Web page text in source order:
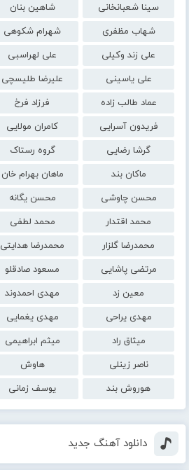
سینا شعبانخانی
شاهین بنان
شهاب مظفری
شهرام شکوهی
علی زند وکیلی
علی لهراسبی
علی یاسینی
علیرضا طلیسچی
عماد طالب زاده
فرزاد فرخ
فریدون آسرایی
کامران مولایی
گرشا رضایی
گروه رستاک
ماکان بند
ماهان بهرام خان
محسن چاوشی
محسن یگانه
محمد اقتدار
محمد لطفی
محمدرضا گلزار
محمدرضا هدایتی
مرتضی پاشایی
مسعود صادقلو
معین زد
مهدی احمدوند
مهدی یراحی
مهدی یغمایی
میثاق راد
میثم ابراهیمی
ناصر زینلی
هاوش
هوروش بند
یوسف زمانی
دانلود آهنگ جدید